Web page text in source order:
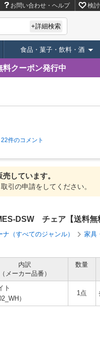
お問い合わせ・ヘルプ 検
+詳細検索
食品・菓子・飲料・酒
料クーポン発行中
22件のコメント
売しています。
引の申請をしてください。
DSW チェア【送料無
ナ（すべてのジャンル） 家具
内訳
（メーカー品番）
数量
ト
）
1点